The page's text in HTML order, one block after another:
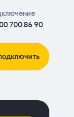
700 86 90